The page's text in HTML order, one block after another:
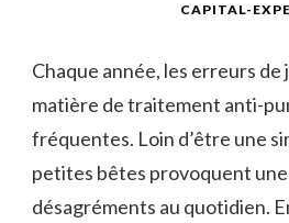
CAPITAL-
Chaque année, les erreurs de
matière de traitement anti-
fréquentes. Loin d’être une
petites bêtes provoquent une
désagréments au quotidien.